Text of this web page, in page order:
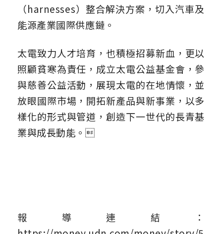
（harnesses）整合解決方案，切入汽車及
能源產業國際供應鏈。
太電致力人才培育，也積極招募新血，更以
照顧貧寒為責任，成立太電公益基金會，參
與慈善公益活動，展現太電的在地情懷，並
放眼國際市場，開拓新產品與新事業，以多
樣化的形式與管道，創造下一世代的長青基
業與成長動能。
報導連結：